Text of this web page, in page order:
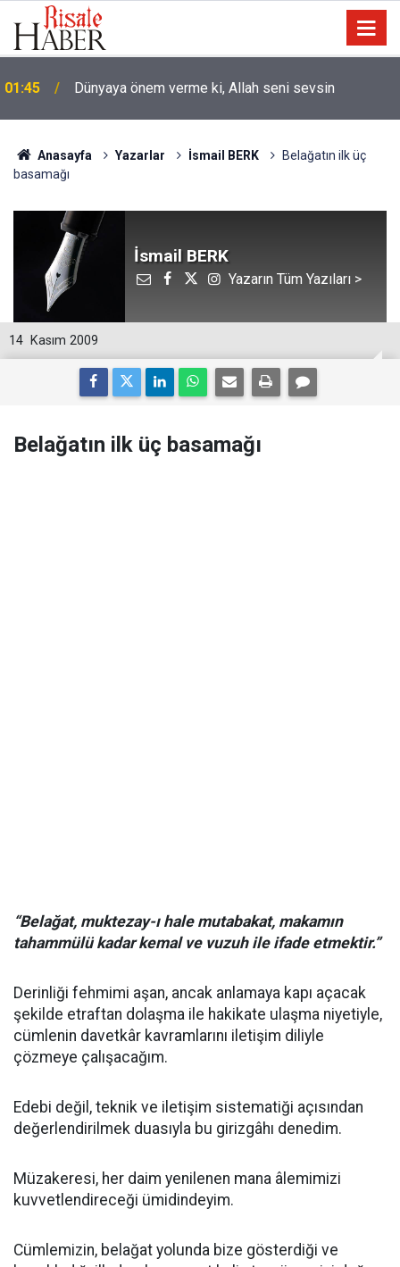
01:45 Dünyaya önem verme ki, Allah seni sevsin
Anasayfa Yazarlar İsmail BERK
Belağatın ilk üç
basamağı
İsmail BERK
Yazarın Tüm Yazıları >
14 Kasım 2009
Belağatın ilk üç basamağı
“Belağat, muktezay-ı hale mutabakat, makamın
tahammülü kadar kemal ve vuzuh ile ifade etmektir.”
Derinliği fehmimi aşan, ancak anlamaya kapı açacak
şekilde etraftan dolaşma ile hakikate ulaşma niyetiyle,
cümlenin davetkâr kavramlarını iletişim diliyle
çözmeye çalışacağım.
Edebi değil, teknik ve iletişim sistematiği açısından
değerlendirilmek duasıyla bu girizgâhı denedim.
Müzakeresi, her daim yenilenen mana âlemimizi
kuvvetlendireceği ümidindeyim.
Cümlemizin, belağat yolunda bize gösterdiği ve